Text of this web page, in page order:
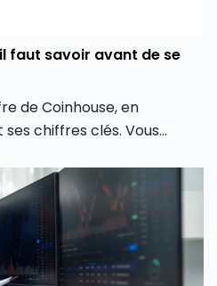
faut savoir avant de se
de Coinhouse, en
chiffres clés. Vous
frais associés, et comment
vous permet de
en monnaie